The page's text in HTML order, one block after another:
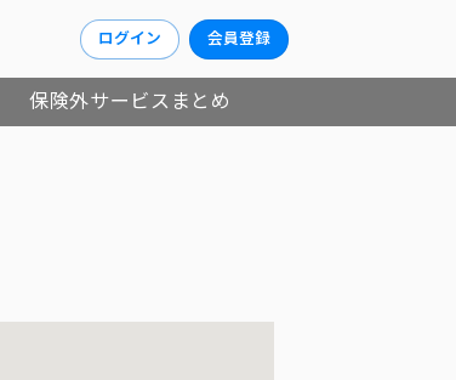
ログイン 会員登録
保険外サービスまとめ